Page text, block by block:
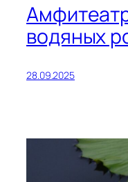
водяных
28.09.2025